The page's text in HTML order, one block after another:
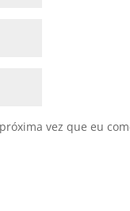
vez que eu